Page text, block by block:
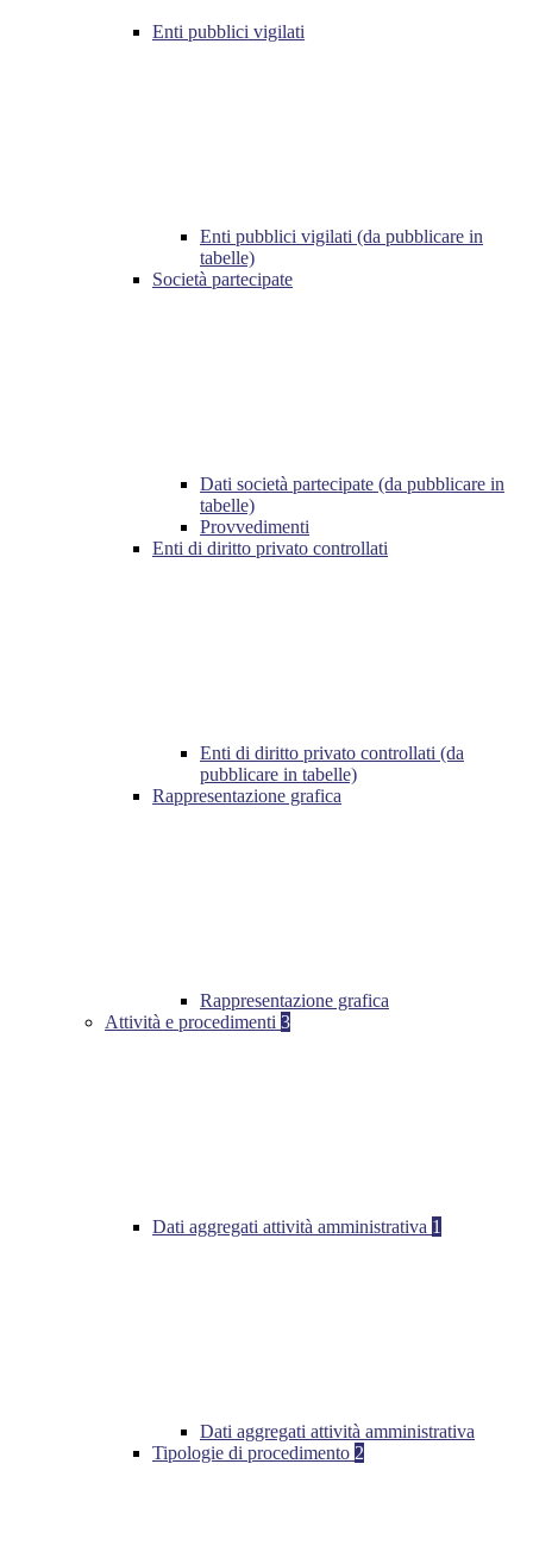
Enti pubblici vigilati
Enti pubblici vigilati (da pubblicare in
tabelle)
Società partecipate
Dati società partecipate (da pubblicare in
tabelle)
Provvedimenti
Enti di diritto privato controllati
Enti di diritto privato controllati (da
pubblicare in tabelle)
Rappresentazione grafica
Rappresentazione grafica
Attività e procedimenti 3
Dati aggregati attività amministrativa 1
Dati aggregati attività amministrativa
Tipologie di procedimento 2